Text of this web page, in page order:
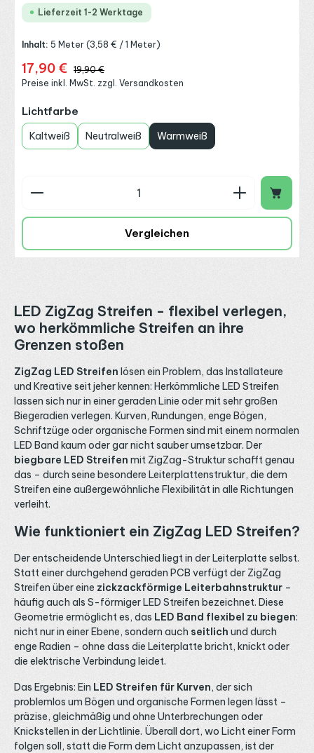
Lieferzeit 1-2 Werktage
Inhalt:5 Meter(3,58 € / 1 Meter)
Verkaufspreis:
17,90 € Regulärer Preis:
19,90 €
Preise inkl. MwSt. zzgl. Versandkosten
Lichtfarbe
Kaltweiß Neutralweiß Warmweiß
Produkt Anzahl: Gib den gewünschten Wert
Vergleichen
LED ZigZag Streifen - flexibel verlegen,
wo herkömmliche Streifen an ihre
Grenzen stoßen
ZigZag LED Streifen lösen ein Problem, das Installateure
und Kreative seit jeher kennen: Herkömmliche LED Streifen
lassen sich nur in einer geraden Linie oder mit sehr großen
Biegeradien verlegen. Kurven, Rundungen, enge Bögen,
Schriftzüge oder organische Formen sind mit einem normalen
LED Band kaum oder gar nicht sauber umsetzbar. Der
biegbare LED Streifen mit ZigZag-Struktur schafft genau
das – durch seine besondere Leiterplattenstruktur, die dem
Streifen eine außergewöhnliche Flexibilität in alle Richtungen
verleiht.
Wie funktioniert ein ZigZag LED Streifen?
Der entscheidende Unterschied liegt in der Leiterplatte selbst.
Statt einer durchgehend geraden PCB verfügt der ZigZag
Streifen über eine zickzackförmige Leiterbahnstruktur –
häufig auch als S-förmiger LED Streifen bezeichnet. Diese
Geometrie ermöglicht es, das LED Band flexibel zu biegen:
nicht nur in einer Ebene, sondern auch seitlich und durch
enge Radien – ohne dass die Leiterplatte bricht, knickt oder
die elektrische Verbindung leidet.
Das Ergebnis: Ein LED Streifen für Kurven, der sich
problemlos um Bögen und organische Formen legen lässt –
präzise, gleichmäßig und ohne Unterbrechungen oder
Knickstellen in der Lichtlinie. Überall dort, wo Licht einer Form
folgen soll, statt die Form dem Licht anzupassen, ist der